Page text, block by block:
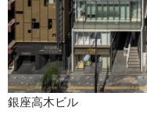
銀座高木ビル